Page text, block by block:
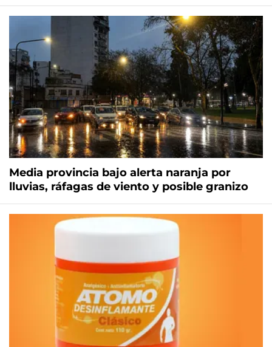
Media provincia bajo alerta naranja por
lluvias, ráfagas de viento y posible granizo